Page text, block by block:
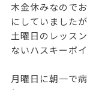
木金休みなので
にしていました
土曜日のレッス
ないハスキーボ
月曜日に朝一で